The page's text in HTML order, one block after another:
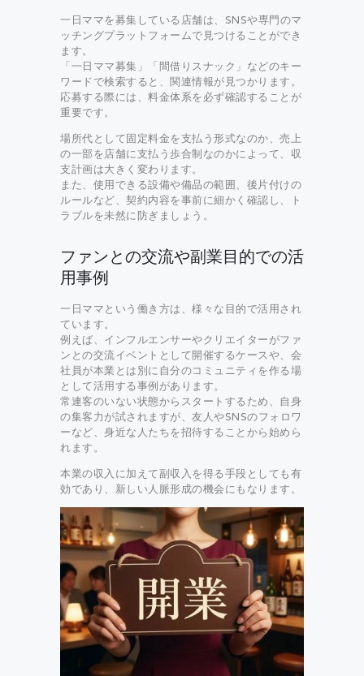
一日ママを募集している店舗は、SNSや専門のマ
ッチングプラットフォームで見つけることができ
ます。
「一日ママ募集」「間借りスナック」などのキー
ワードで検索すると、関連情報が見つかります。
応募する際には、料金体系を必ず確認することが
重要です。
場所代として固定料金を支払う形式なのか、売上
の一部を店舗に支払う歩合制なのかによって、収
支計画は大きく変わります。
また、使用できる設備や備品の範囲、後片付けの
ルールなど、契約内容を事前に細かく確認し、ト
ラブルを未然に防ぎましょう。
ファンとの交流や副業目的での活
用事例
一日ママという働き方は、様々な目的で活用され
ています。
例えば、インフルエンサーやクリエイターがファ
ンとの交流イベントとして開催するケースや、会
社員が本業とは別に自分のコミュニティを作る場
として活用する事例があります。
常連客のいない状態からスタートするため、自身
の集客力が試されますが、友人やSNSのフォロワ
ーなど、身近な人たちを招待することから始めら
れます。
本業の収入に加えて副収入を得る手段としても有
効であり、新しい人脈形成の機会にもなります。